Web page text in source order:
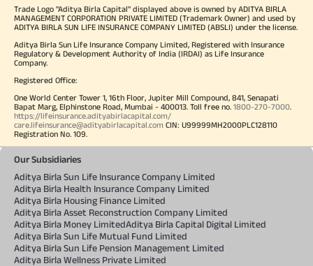
Trade Logo "Aditya Birla Capital" displayed above is owned by ADITYA BIRLA
MANAGEMENT CORPORATION PRIVATE LIMITED (Trademark Owner) and used by
ADITYA BIRLA SUN LIFE INSURANCE COMPANY LIMITED (ABSLI) under the license.
Aditya Birla Sun Life Insurance Company Limited, Registered with Insurance
Regulatory & Development Authority of India (IRDAI) as Life Insurance
Company.
Registered Office:
One World Center Tower 1, 16th Floor, Jupiter Mill Compound, 841, Senapati
Bapat Marg, Elphinstone Road, Mumbai - 400013. Toll free no. 1800-270-7000.
https://lifeinsurance.adityabirlacapital.com/
care.lifeinsurance@adityabirlacapital.com CIN: U99999MH2000PLC128110
Registration No. 109.
Our Subsidiaries
Aditya Birla Sun Life Insurance Company Limited
Aditya Birla Health Insurance Company Limited
Aditya Birla Housing Finance Limited
Aditya Birla Asset Reconstruction Company Limited
Aditya Birla Money LimitedAditya Birla Capital Digital Limited
Aditya Birla Sun Life Mutual Fund Limited
Aditya Birla Sun Life Pension Management Limited
Aditya Birla Wellness Private Limited